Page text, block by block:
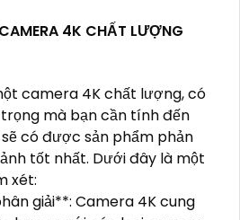
4K CHẤT LƯỢNG
camera 4K chất lượng, có
mà bạn cần tính đến
có được sản phẩm phản
tốt nhất. Dưới đây là một
xét:
giải**: Camera 4K cung